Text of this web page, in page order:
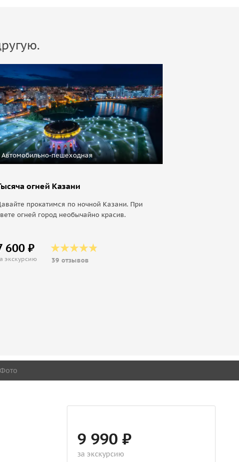
Автомобильно-пешеходная
огней Казани
прокатимся по ночной Казани. При
огней город необычайно красив.
600 ₽
экскурсию 39 отзывов
Фото
9 990 ₽
за экскурсию